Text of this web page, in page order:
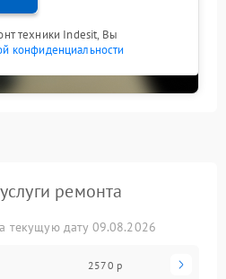
техники Indesit, Вы
конфиденциальности
ремонта
текущую дату 09.08.2026
2570 р